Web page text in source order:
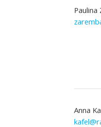
Paulina
Anna